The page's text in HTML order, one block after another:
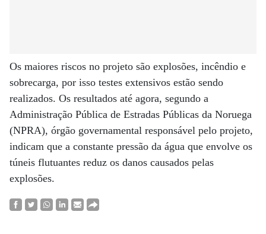
Os maiores riscos no projeto são explosões, incêndio e
sobrecarga, por isso testes extensivos estão sendo
realizados. Os resultados até agora, segundo a
Administração Pública de Estradas Públicas da Noruega
(NPRA), órgão governamental responsável pelo projeto,
indicam que a constante pressão da água que envolve os
túneis flutuantes reduz os danos causados ​​pelas
explosões.